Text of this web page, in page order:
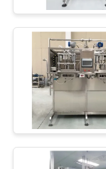
TIN
TỨC
CÁC
TRƯỜNG
HỢP